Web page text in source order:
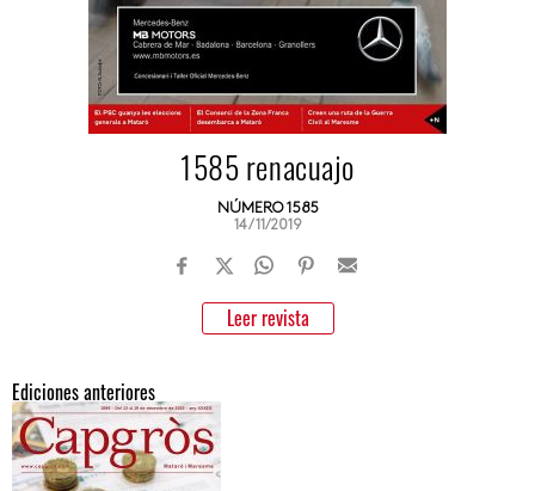
1585 renacuajo
NÚMERO 1585
14/11/2019
Leer revista
Ediciones anteriores